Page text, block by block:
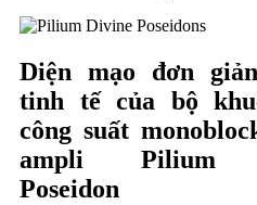
Diện mạo đơn
tinh tế của bộ
công suất
ampli Pilium
Poseidon